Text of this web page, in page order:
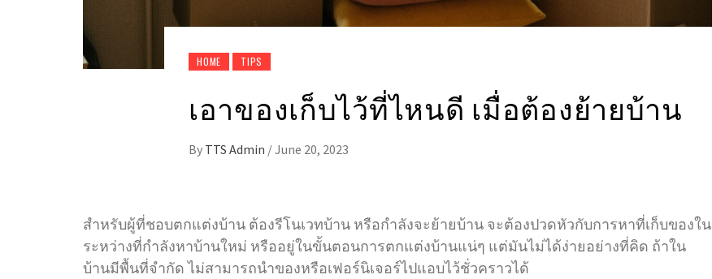
HOME TIPS
เอาของเก็บไว้ที่ไหนดี เมื่อต้องย้ายบ้าน
By TTS Admin /June 20, 2023
สำหรับผู้ที่ชอบตกแต่งบ้าน ต้องรีโนเวทบ้าน หรือกำลังจะย้ายบ้าน จะต้องปวดหัวกับการหาที่เก็บของใน
ระหว่างที่กำลังหาบ้านใหม่ หรืออยู่ในขั้นตอนการตกแต่งบ้านแน่ๆ แต่มันไม่ได้ง่ายอย่างที่คิด ถ้าใน
บ้านมีพื้นที่จำกัด ไม่สามารถนำของหรือเฟอร์นิเจอร์ไปแอบไว้ชั่วคราวได้